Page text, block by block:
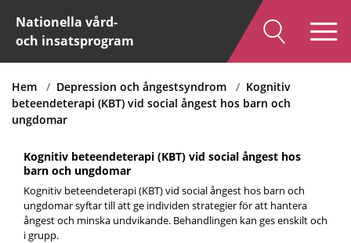
Nationella vård-
och insatsprogram
Hem Depression och ångestsyndrom
Kognitiv
beteendeterapi (KBT) vid social ångest hos barn och
ungdomar
Kognitiv beteendeterapi (KBT) vid social ångest hos
barn och ungdomar
Kognitiv beteendeterapi (KBT) vid social ångest hos barn och
ungdomar syftar till att ge individen strategier för att hantera
ångest och minska undvikande. Behandlingen kan ges enskilt och
i grupp.